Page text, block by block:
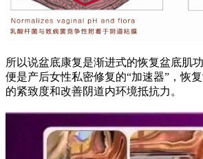
所以说盆底康复是渐进式的恢复盆底肌
便是产后女性私密修复的“加速器”，恢
的紧致度和改善阴道内环境抵抗力。